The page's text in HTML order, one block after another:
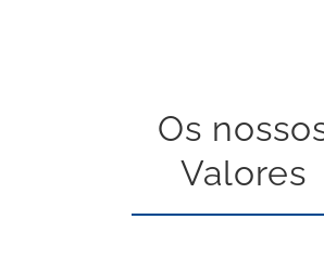
Os
Valores